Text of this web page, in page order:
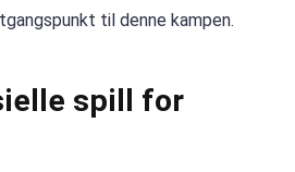
til denne kampen.
spill for